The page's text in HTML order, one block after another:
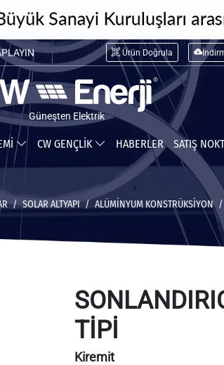
Ürün Doğrula
Güneşten Elektrik
CW GENÇLİK HABERLER SATIŞ
SOLAR ALTYAPI ALÜMINYUM KONSTRÜKSIYON
TİPİ
Kiremit